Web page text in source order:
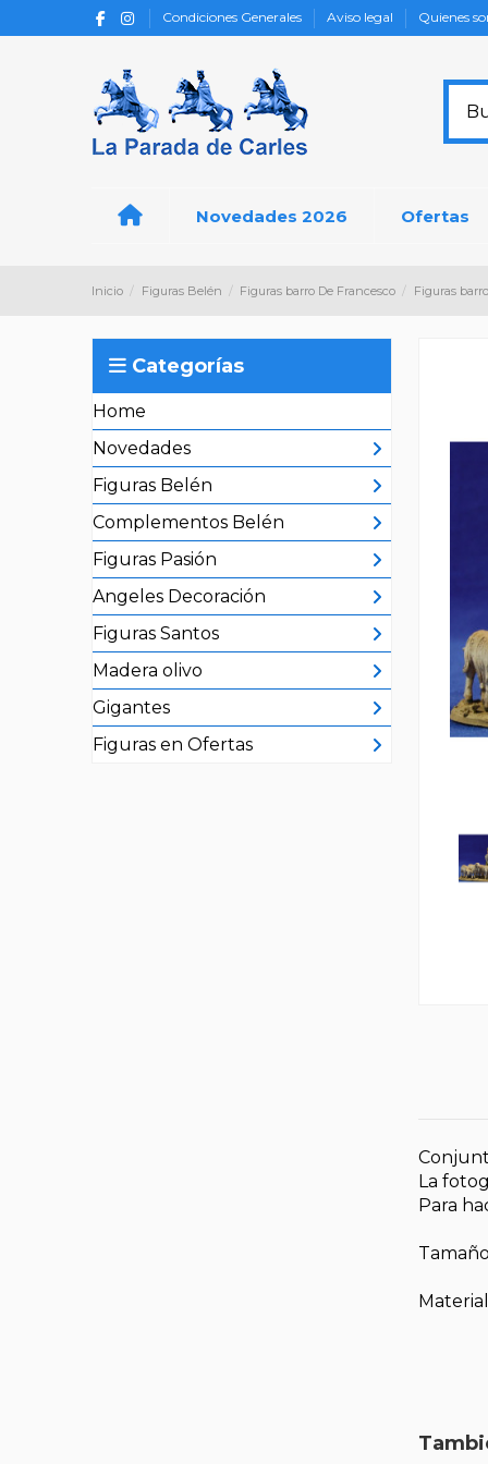
Condiciones Generales Aviso legal Quienes
Novedades 2026 Ofertas
Inicio Figuras Belén Figuras barro De Francesco Figuras
La
Para
Categorías
Home
Novedades
Figuras Belén
Complementos Belén
Figuras Pasión
Angeles Decoración
Figuras Santos
Madera olivo
Gigantes
Figuras en Ofertas